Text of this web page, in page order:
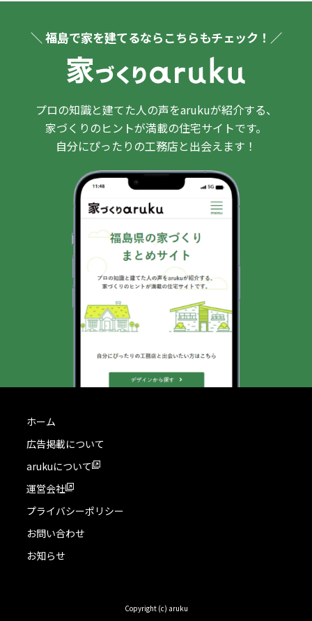
＼ 福島で家を建てるならこちらもチェック！／
プロの知識と建てた人の声をarukuが紹介する、
家づくりのヒントが満載の住宅サイトです。
自分にぴったりの工務店と出会えます！
ホーム
広告掲載について
arukuについて
運営会社
プライバシーポリシー
お問い合わせ
お知らせ
Copyright (c) aruku